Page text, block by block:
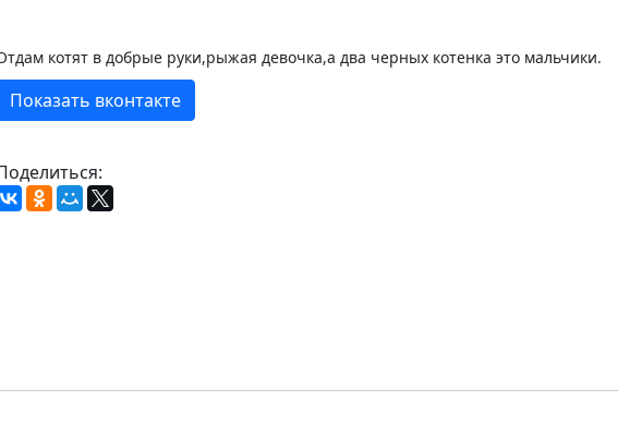
котят в добрые руки,рыжая девочка,а два черных котенка это мальчики.
Показать вконтакте